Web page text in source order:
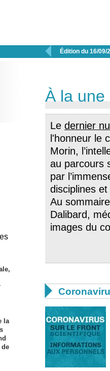
 Édition du 16/09/
la
de
À la une
Le dernier
l'honneur le
Morin,
au parcours
par
disciplines
Au
Dalibard,
images du
